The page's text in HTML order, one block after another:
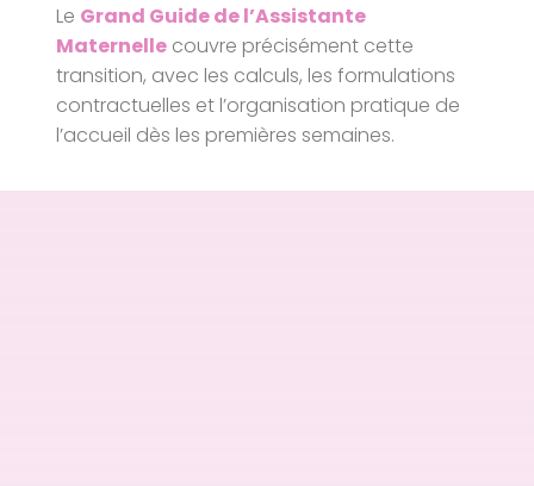
Le Grand Guide de l’Assistante
Maternelle couvre précisément cette
transition, avec les calculs, les formulations
contractuelles et l’organisation pratique de
l’accueil dès les premières semaines.